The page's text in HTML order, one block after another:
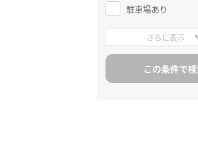
駐車場あり
さらに表示